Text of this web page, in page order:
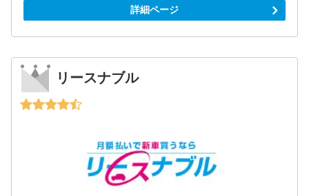
詳細ページ
リースナブル